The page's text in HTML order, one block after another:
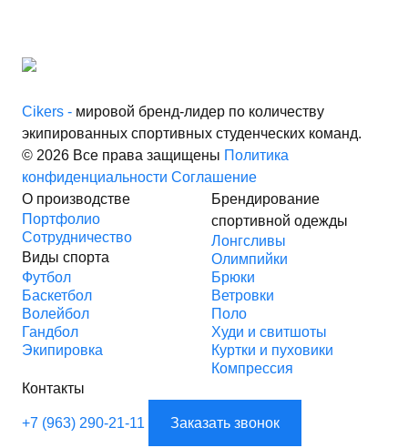
Cikers - мировой бренд-лидер по количеству
экипированных спортивных студенческих команд.
© 2026 Все права защищены Политика
конфиденциальности Соглашение
О производстве
Портфолио
Сотрудничество
Виды спорта
Футбол
Баскетбол
Волейбол
Гандбол
Экипировка
Брендирование
спортивной одежды
Лонгсливы
Олимпийки
Брюки
Ветровки
Поло
Худи и свитшоты
Куртки и пуховики
Компрессия
Контакты
+7 (963) 290-21-11 Заказать звонок